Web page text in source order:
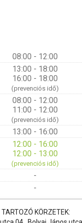
08:00 - 12:00
13:00 - 18:00
16:00 - 18:00
(prevenciós idő)
08:00 - 12:00
11:00 - 12:00
(prevenciós idő)
13:00 - 16:00
12:00 - 16:00
12:00 - 13:00
(prevenciós idő)
-
-
KÖRZETEK: